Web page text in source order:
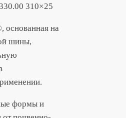
310×25
основанная на
шины,
формы и